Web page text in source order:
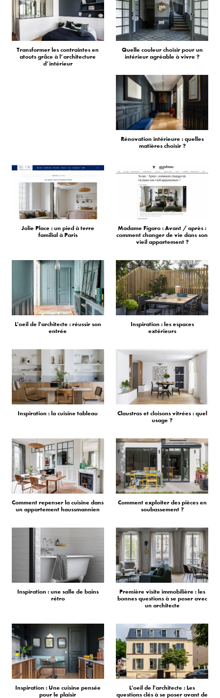
Transformer les contraintes en
atouts grâce à l’architecture
d’intérieur
Quelle couleur choisir pour un
intérieur agréable à vivre ?
Rénovation intérieure : quelles
matières choisir ?
Jolie Place : un pied à terre
familial à Paris
Madame Figaro : Avant / après :
comment changer de vie dans son
vieil appartement ?
L'oeil de l'architecte : réussir son
entrée
Inspiration : les espaces
extérieurs
Inspiration : la cuisine tableau
Claustras et cloisons vitrées : quel
usage ?
Comment repenser la cuisine dans
un appartement haussmannien
Comment exploiter des pièces en
soubassement ?
Inspiration : une salle de bains
rétro
Première visite immobilière : les
bonnes questions à se poser avec
un architecte
Inspiration : Une cuisine pensée
pour le plaisir
L'oeil de l'architecte : Les
questions clés à se poser avant de